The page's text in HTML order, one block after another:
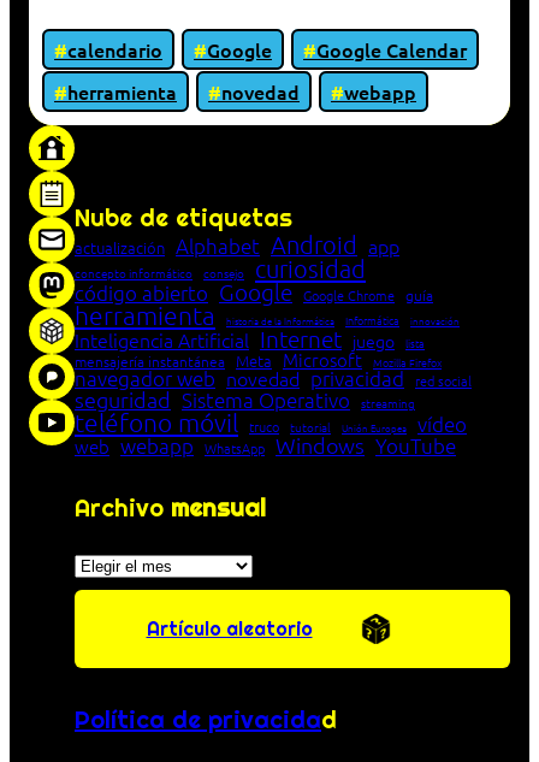
calendario Google
Google Calendar
herramienta
novedad
webapp
Nube de etiquetas
actualización Alphabet Android app
concepto informático consejo curiosidad
código abierto Google Google Chrome guía
herramienta historia de la Informática Informática innovación
Inteligencia Artificial Internet juego lista
mensajería instantánea Meta Microsoft Mozilla Firefox
navegador web novedad privacidad red social
seguridad Sistema Operativo streaming
teléfono móvil truco tutorial Unión Europea vídeo
web webapp WhatsApp Windows YouTube
Archivo mensual
Archivos
Artículo aleatorio
Política de privacidad